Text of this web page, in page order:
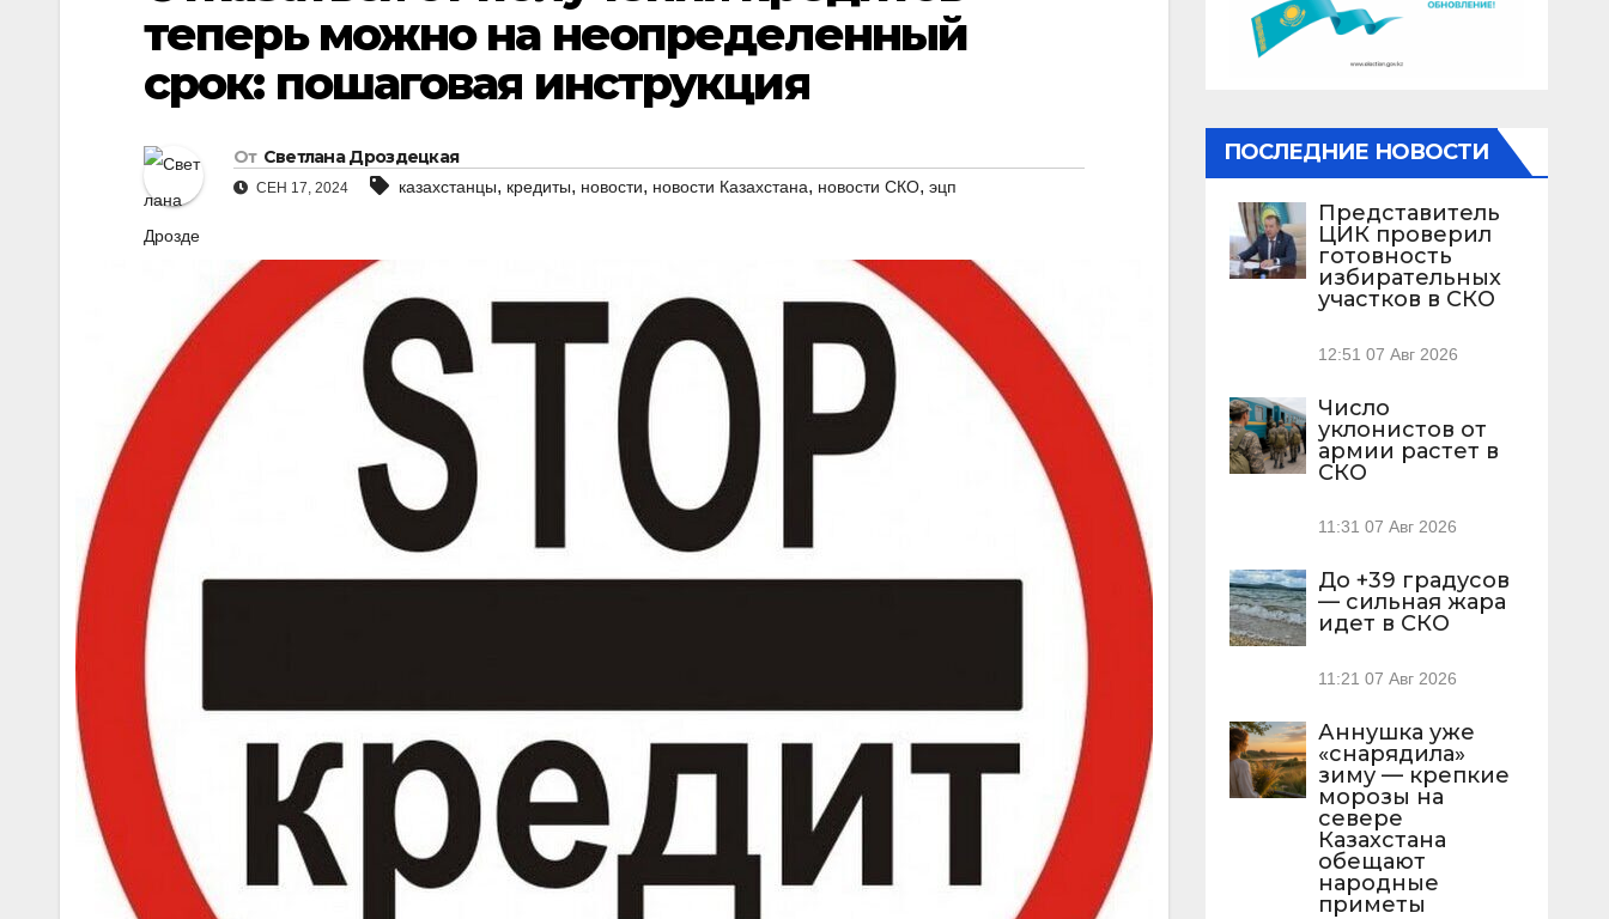
теперь можно на неопределенный
срок: пошаговая инструкция
От Светлана Дроздецкая
СЕН 17, 2024 казахстанцы, кредиты, новости, новости Казахстана, новости СКО, эцп
ПОСЛЕДНИЕ НОВОСТИ
Представитель
ЦИК проверил
готовность
избирательных
участков в СКО
12:51 07 Авг 2026
Число
уклонистов от
армии растет в
СКО
11:31 07 Авг 2026
До +39 градусов
— сильная жара
идет в СКО
11:21 07 Авг 2026
Аннушка уже
«снарядила»
зиму — крепкие
морозы на
севере
Казахстана
обещают
народные
приметы